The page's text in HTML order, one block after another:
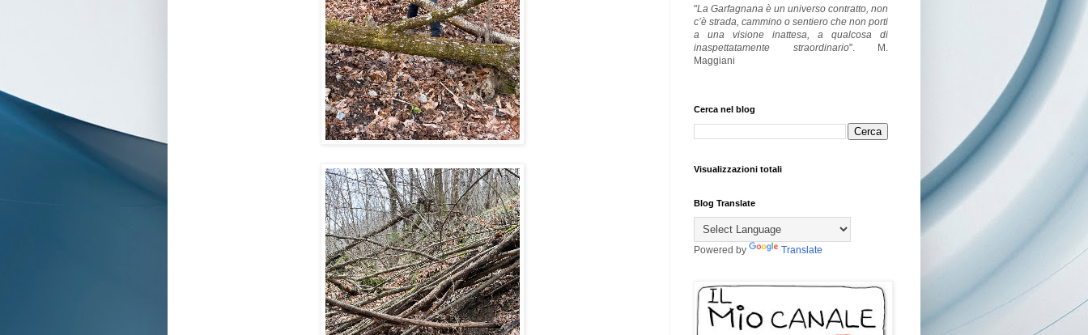
"La Garfagnana è un universo contratto, non
c’è strada, cammino o sentiero che non porti
a una visione inattesa, a qualcosa di
inaspettatamente straordinario". M.
Maggiani
Cerca nel blog
Visualizzazioni totali
Blog Translate
Powered by Translate